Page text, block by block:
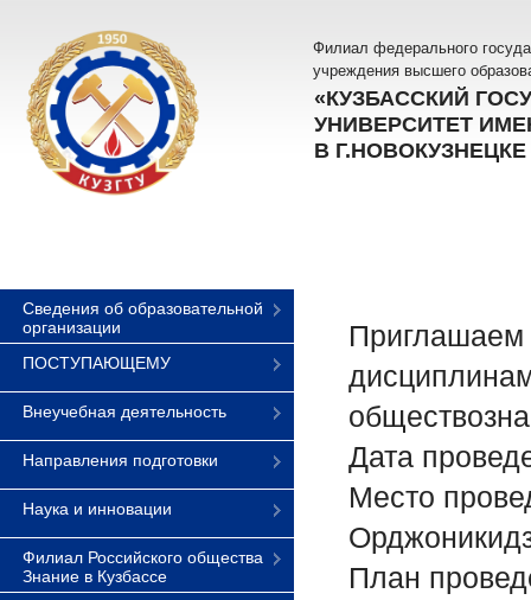
Филиал федерального
учреждения высшего
«КУЗБАССКИЙ
УНИВЕРСИТЕТ
В Г.НОВОКУЗНЕЦКЕ
Сведения об образовательной
организации
ПОСТУПАЮЩЕМУ
Внеучебная деятельность
Направления подготовки
Наука и инновации
Филиал Российского общества
Знание в Кузбассе
Приглашаем
Дата
Место
План